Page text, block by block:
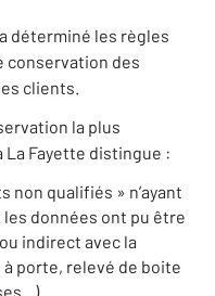
a déterminé les règles
conservation des
clients.
la plus
La Fayette distingue :
non qualifiés » n’ayant
données ont pu être
indirect avec la
porte, relevé de boite